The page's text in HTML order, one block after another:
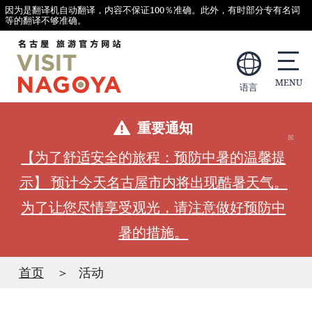
因为是翻译机自动翻译，内容不保证100％准确。此外，有时部分专有名词
等的翻译不够准确。
语言
重要通知
【为了舒适安全的旅程：预防中暑的温馨提
示】 预计今天名古屋市内将出现酷暑天气。
为了让您尽情享受观光，请注意做好预防中
暑的措施。
首页 活动